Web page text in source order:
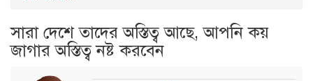
সারা দেশে তাদের অস্তিত্ব আছে, আপনি কয়
জাগার অস্তিত্ব নষ্ট করবেন